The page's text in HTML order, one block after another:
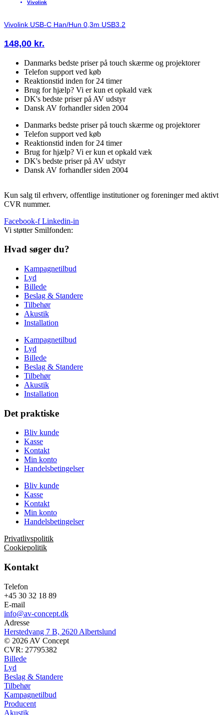
Vivolink
Vivolink USB-C Han/Hun 0,3m USB3.2
148,00 kr.
Danmarks bedste priser på touch skærme og projektorer
Telefon support ved køb
Reaktionstid inden for 24 timer
Brug for hjælp? Vi er kun et opkald væk
DK's bedste priser på AV udstyr
Dansk AV forhandler siden 2004
Danmarks bedste priser på touch skærme og projektorer
Telefon support ved køb
Reaktionstid inden for 24 timer
Brug for hjælp? Vi er kun et opkald væk
DK's bedste priser på AV udstyr
Dansk AV forhandler siden 2004
Kun salg til erhverv, offentlige institutioner og foreninger med aktivt
CVR nummer.
Facebook-f Linkedin-in
Vi støtter Smilfonden:
Hvad søger du?
Kampagnetilbud
Lyd
Billede
Beslag & Standere
Tilbehør
Akustik
Installation
Kampagnetilbud
Lyd
Billede
Beslag & Standere
Tilbehør
Akustik
Installation
Det praktiske
Bliv kunde
Kasse
Kontakt
Min konto
Handelsbetingelser
Bliv kunde
Kasse
Kontakt
Min konto
Handelsbetingelser
Privatlivspolitik
Cookiepolitik
Kontakt
Telefon
+45 30 32 18 89
E-mail
info@av-concept.dk
Adresse
Herstedvang 7 B, 2620 Albertslund
© 2026 AV Concept
CVR: 27795382
Billede
Lyd
Beslag & Standere
Tilbehør
Kampagnetilbud
Producent
Akustik